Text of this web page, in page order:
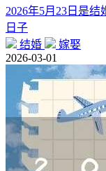
2026年5月23日是
日子
结婚
嫁娶
2026-03-01